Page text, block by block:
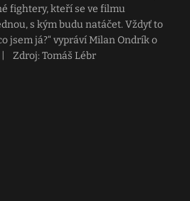
fightery, kteří se ve filmu
s kým budu natáčet. Vždyť to
jsem já?“ vypráví Milan Ondrík o
Zdroj: Tomáš Lébr